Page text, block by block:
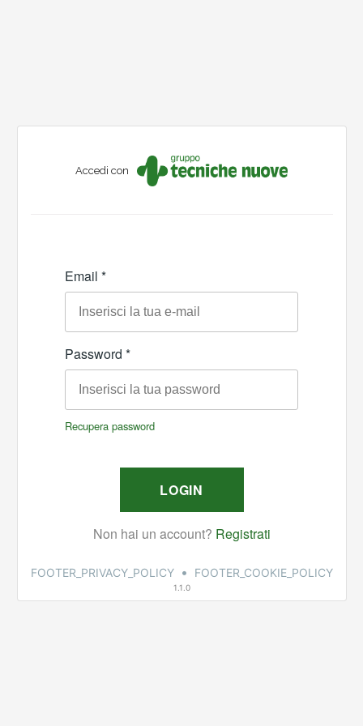
Accedi con
FOOTER_PRIVACY_POLICY • FOOTER_COOKIE_POLICY
1.1.0